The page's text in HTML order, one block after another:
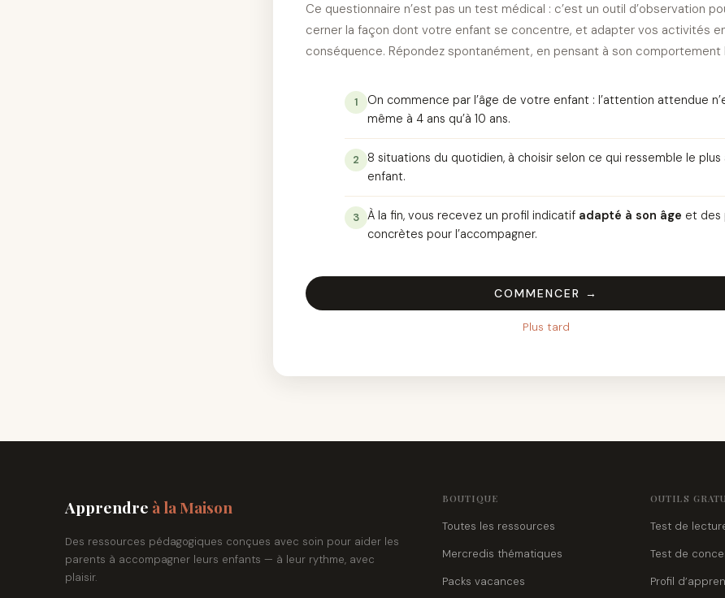
Ce questionnaire n’est pas un test médical : c’est un outil d’observation
cerner la façon dont votre enfant se concentre, et adapter vos activités
conséquence. Répondez spontanément, en pensant à son comportement
1
On commence par l’âge de votre enfant : l’attention attendue
même à 4 ans qu’à 10 ans.
2
8 situations du quotidien, à choisir selon ce qui ressemble le
enfant.
3 À la fin, vous recevez un profil indicatif adapté à son âge et des
concrètes pour l’accompagner.
COMMENCER →
Plus tard
Apprendre à la Maison
Des ressources pédagogiques conçues avec soin pour aider les
parents à accompagner leurs enfants — à leur rythme, avec
plaisir.
BOUTIQUE
Toutes les ressources
Mercredis thématiques
Packs vacances
OUTILS
Test de
Test de
Profil